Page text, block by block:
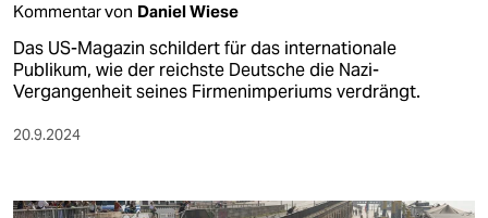
Kommentar von Daniel Wiese
Das US-Magazin schildert für das internationale
Publikum, wie der reichste Deutsche die Nazi-
Vergangenheit seines Firmenimperiums verdrängt.
20.9.2024